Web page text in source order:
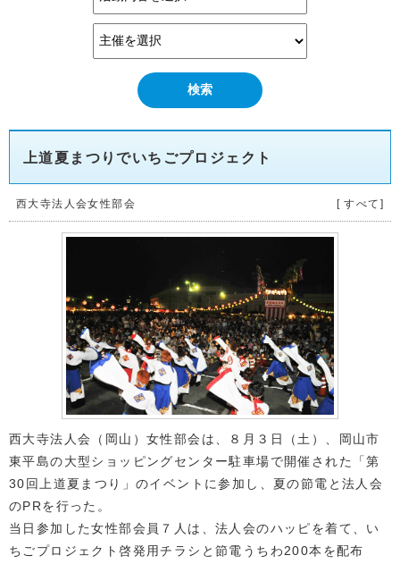
上道夏まつりでいちごプロジェクト
西大寺法人会女性部会 [ すべて]
西大寺法人会（岡山）女性部会は、８月３日（土）、岡山市
東平島の大型ショッピングセンター駐車場で開催された「第
30回上道夏まつり」のイベントに参加し、夏の節電と法人会
のPRを行った。
当日参加した女性部会員７人は、法人会のハッピを着て、い
ちごプロジェクト啓発用チラシと節電うちわ200本を配布